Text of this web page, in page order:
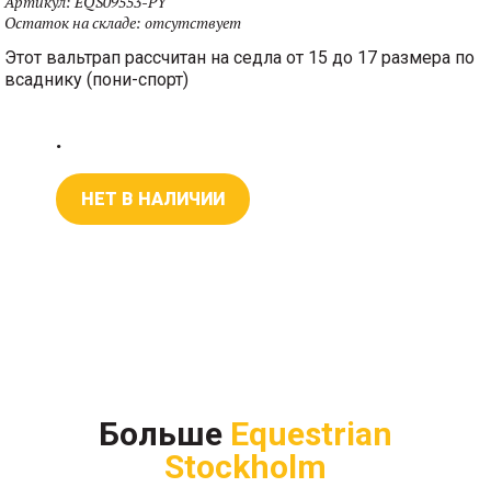
Остаток на складе:отсутствует
Этот вальтрап рассчитан на седла от 15 до 17 размера по
всаднику (пони-спорт)
.
НЕТ В НАЛИЧИИ
Больше Equestrian
Stockholm
Флисовые одноцветные бинты на взрослую лошадь с
металлическим логотипом Equestrian Stockholm
украшены атласной лентой в цвет вальтрапа. Длина
бинтов 4 метра Все бинты Equestrian Stockholm